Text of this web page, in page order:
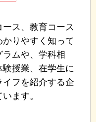
ス、教育コース
りやすく知って
ムや、学科相
授業、在学生に
フを紹介する企
ます。